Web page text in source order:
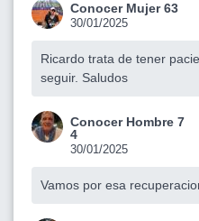
Conocer Mujer 63
30/01/2025
Ricardo trata de tener
seguir. Saludos
Conocer Hombre 7
4
30/01/2025
Vamos por esa